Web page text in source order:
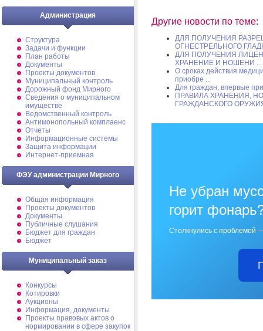
Администрация
Структура
Задачи и функции
План работы
Документы
Проекты документов
Муниципальный контроль
Дорожный фонд Мирного
Cведения о муниципальном
имуществе
Ведомственный контроль
Антимонопольный комплаенс
Отчеты
Информационные системы
Защита информации
Интернет-приемная
ФЭУ администрации Мирного
Общая информация
Проекты документов
Документы
Публичные слушания
Бюджет для граждан
Бюджет
Муниципальный заказ
Конкурсы
Котировки
Аукционы
Информация, документы
Проекты правовых актов о
нормировании в сфере закупок
Другие новости по теме:
ДЛЯ ПОЛУЧЕНИЯ
ОГНЕСТРЕЛЬНОГО
ДЛЯ ПОЛУЧЕНИЯ
ХРАНЕНИЕ И НОШЕНИ ...
О сроках действия
приобре ...
Для граждан, впервые
ПРАВИЛА ХРАНЕНИЯ,
ГРАЖДАНСКОГО
Не убран
горит
Столкнулись с проблемой